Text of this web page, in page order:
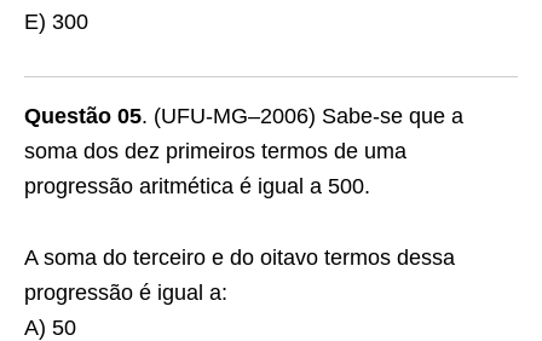
E) 300
Questão 05. (UFU-MG–2006) Sabe-se que a
soma dos dez primeiros termos de uma
progressão aritmética é igual a 500.
A soma do terceiro e do oitavo termos dessa
progressão é igual a:
A) 50